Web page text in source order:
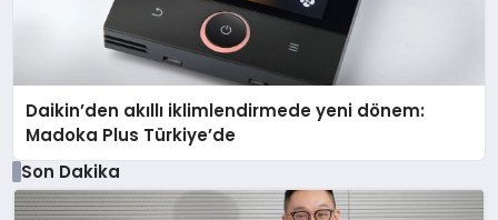
Daikin’den akıllı iklimlendirmede yeni dönem:
Madoka Plus Türkiye’de
Son Dakika